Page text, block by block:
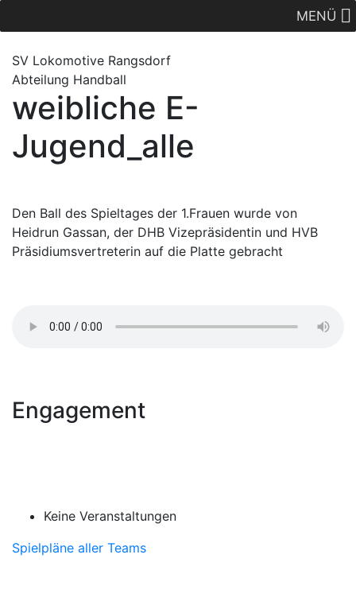
MENÜ
SV Lokomotive Rangsdorf
Abteilung Handball
weibliche E-
Jugend_alle
Den Ball des Spieltages der 1.Frauen wurde von
Heidrun Gassan, der DHB Vizepräsidentin und HVB
Präsidiumsvertreterin auf die Platte gebracht
Engagement
Keine Veranstaltungen
Spielpläne aller Teams